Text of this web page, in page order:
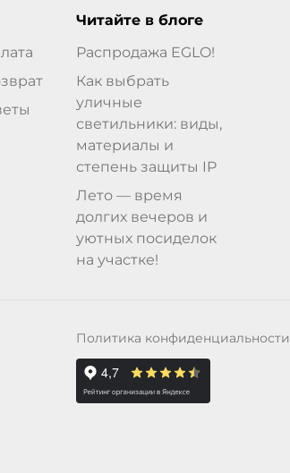
Читайте в блоге
Распродажа EGLO!
Как выбрать
уличные
светильники: виды,
материалы и
степень защиты IP
Лето — время
долгих вечеров и
уютных посиделок
на участке!
Политика конфиденциальности